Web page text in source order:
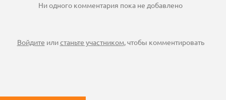
Ни одного комментария пока не добавлено
Войдите илистаньте участником, чтобы комментировать